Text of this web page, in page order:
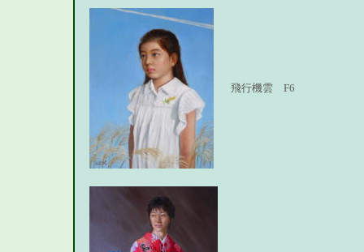
飛行機雲 F6